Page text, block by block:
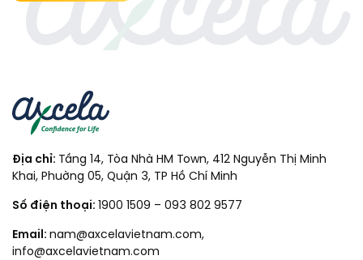
Địa chỉ: Tầng 14, Tòa Nhà HM Town, 412 Nguyễn Thị Minh
Khai, Phuờng 05, Quận 3, TP Hồ Chí Minh
Số điện thoại: 1900 1509 – 093 802 9577
Email: nam@axcelavietnam.com,
info@axcelavietnam.com